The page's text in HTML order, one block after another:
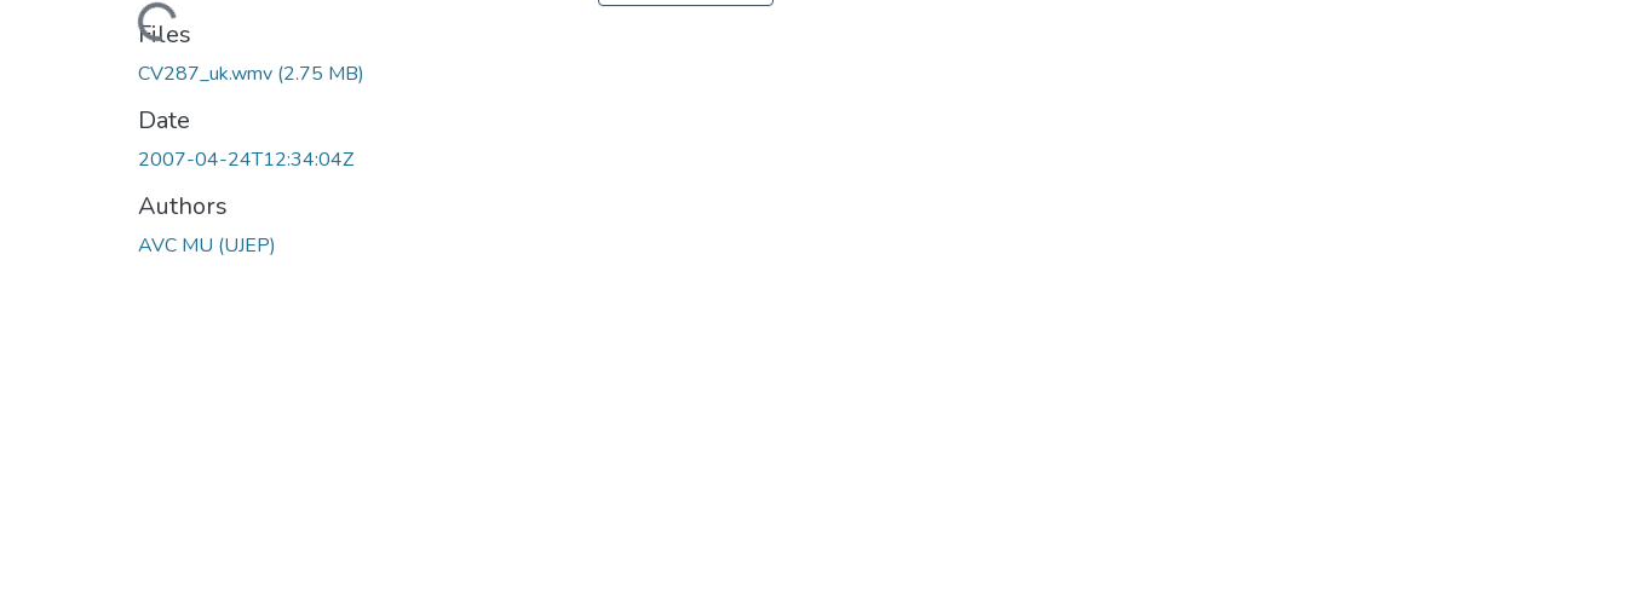
Loading...
Files
CV287_uk.wmv (2.75 MB)
Date
2007-04-24T12:34:04Z
Authors
AVC MU (UJEP)